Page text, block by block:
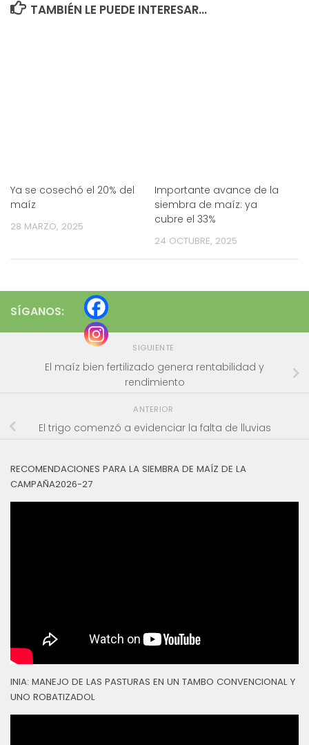
TAMBIÉN LE PUEDE INTERESAR...
Ya se cosechó el 20% del
maíz
28 MARZO, 2025
Importante avance de la
siembra de maíz: ya
cubre el 33%
24 OCTUBRE, 2025
SÍGANOS:
SIGUIENTE
El maíz bien fertilizado genera rentabilidad y
rendimiento
ANTERIOR
El trigo comenzó a evidenciar la falta de lluvias
RECOMENDACIONES PARA LA SIEMBRA DE MAÍZ DE LA
CAMPAÑA2026-27
INIA: MANEJO DE LAS PASTURAS EN UN TAMBO CONVENCIONAL Y
UNO ROBATIZADOL